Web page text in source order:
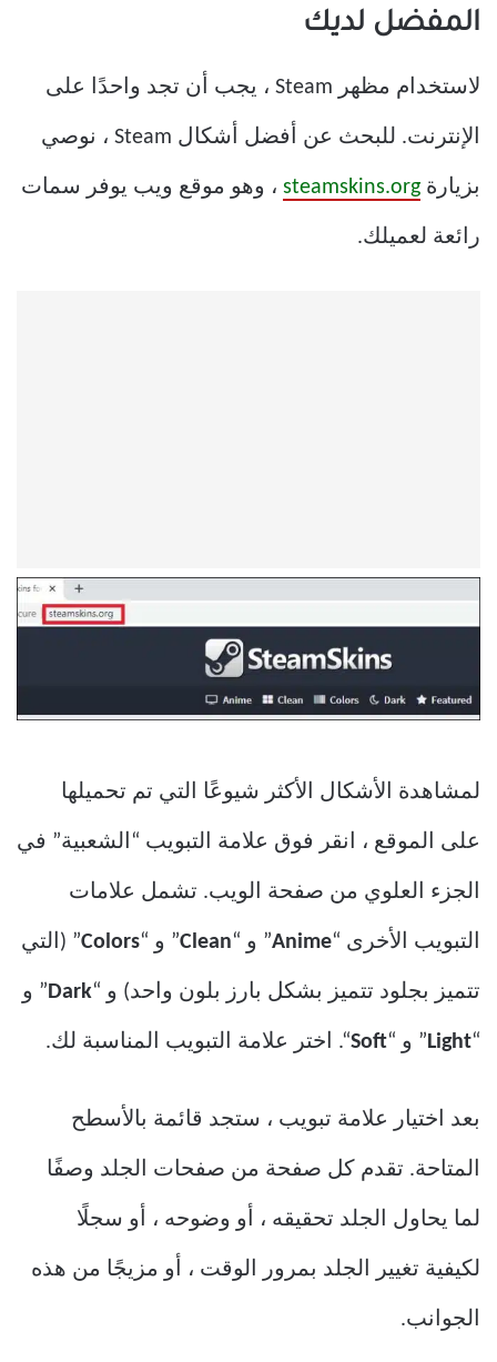
المفضل لديك
لاستخدام مظهر Steam ، يجب أن تجد واحدًا على
الإنترنت. للبحث عن أفضل أشكال Steam ، نوصي
بزيارة steamskins.org ، وهو موقع ويب يوفر سمات
رائعة لعميلك.
لمشاهدة الأشكال الأكثر شيوعًا التي تم تحميلها
على الموقع ، انقر فوق علامة التبويب “الشعبية” في
الجزء العلوي من صفحة الويب. تشمل علامات
التبويب الأخرى “Anime” و “Clean” و “Colors” (التي
تتميز بجلود تتميز بشكل بارز بلون واحد) و “Dark ” و
“
Light ” و “Soft“. اختر علامة التبويب المناسبة لك.
بعد اختيار علامة تبويب ، ستجد قائمة بالأسطح
المتاحة. تقدم كل صفحة من صفحات الجلد وصفًا
لما يحاول الجلد تحقيقه ، أو وضوحه ، أو سجلًا
لكيفية تغيير الجلد بمرور الوقت ، أو مزيجًا من هذه
الجوانب.